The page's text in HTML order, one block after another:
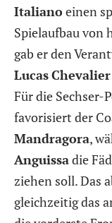
Italianoeinen
Spielaufbau von
gab er den
LucasChevalier
Für die
favorisiert der
Mandragora,
Anguissadie
ziehen soll. Das
gleichzeitig das